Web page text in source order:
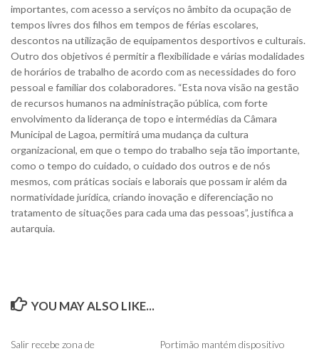
importantes, com acesso a serviços no âmbito da ocupação de
tempos livres dos filhos em tempos de férias escolares,
descontos na utilização de equipamentos desportivos e culturais.
Outro dos objetivos é permitir a flexibilidade e várias modalidades
de horários de trabalho de acordo com as necessidades do foro
pessoal e familiar dos colaboradores. “Esta nova visão na gestão
de recursos humanos na administração pública, com forte
envolvimento da liderança de topo e intermédias da Câmara
Municipal de Lagoa, permitirá uma mudança da cultura
organizacional, em que o tempo do trabalho seja tão importante,
como o tempo do cuidado, o cuidado dos outros e de nós
mesmos, com práticas sociais e laborais que possam ir além da
normatividade jurídica, criando inovação e diferenciação no
tratamento de situações para cada uma das pessoas”, justifica a
autarquia.
YOU MAY ALSO LIKE...
Salir recebe zona de
Portimão mantém dispositivo